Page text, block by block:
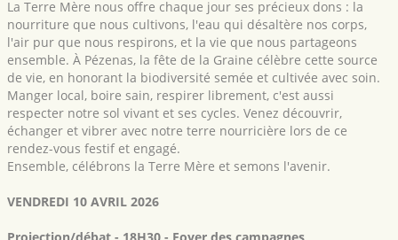
La Terre Mère nous offre chaque jour ses précieux dons : la
nourriture que nous cultivons, l'eau qui désaltère nos corps,
l'air pur que nous respirons, et la vie que nous partageons
ensemble. À Pézenas, la fête de la Graine célèbre cette source
de vie, en honorant la biodiversité semée et cultivée avec soin.
Manger local, boire sain, respirer librement, c'est aussi
respecter notre sol vivant et ses cycles. Venez découvrir,
échanger et vibrer avec notre terre nourricière lors de ce
rendez-vous festif et engagé.
Ensemble, célébrons la Terre Mère et semons l'avenir.
VENDREDI 10 AVRIL 2026
Projection/débat - 18H30 - Foyer des campagnes